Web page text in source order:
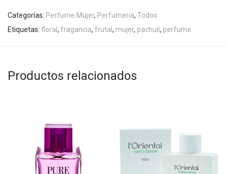
Categorías: Perfume Mujer, Perfumeria, Todos
Etiquetas: floral , fragancia, frutal , mujer, pachulí, perfume
Productos relacionados